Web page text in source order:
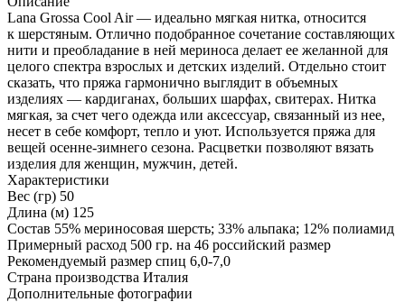
Lana Grossa Cool Air — идеально мягкая нитка, относится
к шерстяным. Отлично подобранное сочетание составляющих
нити и преобладание в ней мериноса делает ее желанной для
целого спектра взрослых и детских изделий. Отдельно стоит
сказать, что пряжа гармонично выглядит в объемных
изделиях — кардиганах, больших шарфах, свитерах. Нитка
мягкая, за счет чего одежда или аксессуар, связанный из нее,
несет в себе комфорт, тепло и уют. Используется пряжа для
вещей осенне-зимнего сезона. Расцветки позволяют вязать
изделия для женщин, мужчин, детей.
Характеристики
Вес (гр) 50
Длина (м) 125
Состав 55% мериносовая шерсть; 33% альпака; 12% полиамид
Примерный расход 500 гр. на 46 российский размер
Рекомендуемый размер спиц 6,0-7,0
Страна производства Италия
Дополнительные фотографии